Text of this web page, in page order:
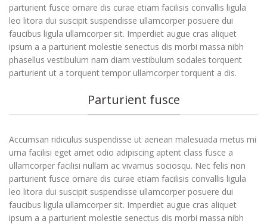
parturient fusce ornare dis curae etiam facilisis convallis ligula
leo litora dui suscipit suspendisse ullamcorper posuere dui
faucibus ligula ullamcorper sit. Imperdiet augue cras aliquet
ipsum a a parturient molestie senectus dis morbi massa nibh
phasellus vestibulum nam diam vestibulum sodales torquent
parturient ut a torquent tempor ullamcorper torquent a dis.
Parturient fusce
Accumsan ridiculus suspendisse ut aenean malesuada metus mi
urna facilisi eget amet odio adipiscing aptent class fusce a
ullamcorper facilisi nullam ac vivamus sociosqu. Nec felis non
parturient fusce ornare dis curae etiam facilisis convallis ligula
leo litora dui suscipit suspendisse ullamcorper posuere dui
faucibus ligula ullamcorper sit. Imperdiet augue cras aliquet
ipsum a a parturient molestie senectus dis morbi massa nibh